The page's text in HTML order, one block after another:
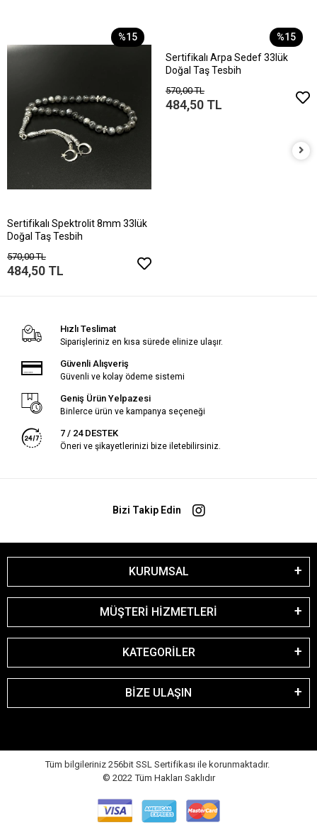
%15
Sertifikalı Spektrolit 8mm 33lük
Doğal Taş Tesbih
570,00 TL
484,50 TL
%15
Sertifikalı Arpa Sedef 33lük
Doğal Taş Tesbih
570,00 TL
484,50 TL
Hızlı Teslimat
Siparişleriniz en kısa sürede elinize ulaşır.
Güvenli Alışveriş
Güvenli ve kolay ödeme sistemi
Geniş Ürün Yelpazesi
Binlerce ürün ve kampanya seçeneği
7 / 24 DESTEK
Öneri ve şikayetlerinizi bize iletebilirsiniz.
Bizi Takip Edin
KURUMSAL
MÜŞTERİ HİZMETLERİ
KATEGORİLER
BİZE ULAŞIN
Tüm bilgileriniz 256bit SSL Sertifikası ile korunmaktadır.
© 2022 Tüm Hakları Saklıdır